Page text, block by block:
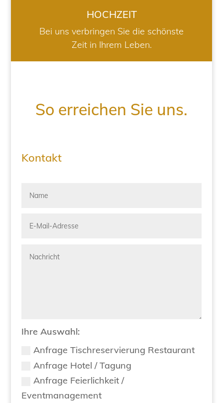
HOCHZEIT
Bei uns verbringen Sie die schönste
Zeit in Ihrem Leben.
So erreichen Sie uns.
Kontakt
Ihre Auswahl:
Anfrage Tischreservierung Restaurant
Anfrage Hotel / Tagung
Anfrage Feierlichkeit /
Eventmanagement